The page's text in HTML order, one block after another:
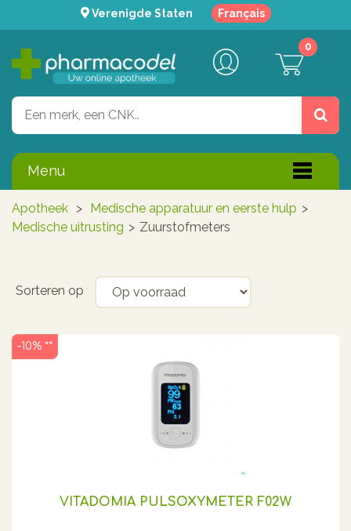
Verenigde Staten Français
0
Menu
Apotheek > Medische apparatuur en eerste hulp >
Medische uitrusting > Zuurstofmeters
Sorteren op
VITADOMIA PULSOXYMETER F02W
-10% **